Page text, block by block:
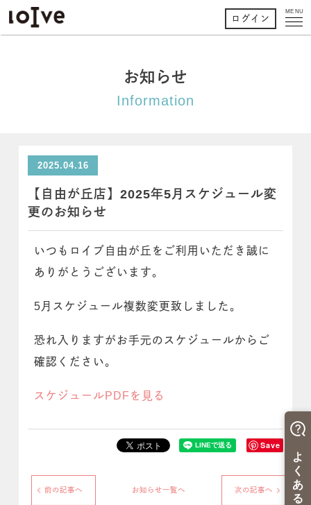
MENU
ログイン
お知らせ
Information
2025.04.16
【自由が丘店】2025年5月スケジュール変
更のお知らせ
いつもロイブ自由が丘をご利用いただき誠に
ありがとうございます。
5月スケジュール複数変更致しました。
恐れ入りますがお手元のスケジュールからご
確認ください。
スケジュールPDFを見る
Save
前の記事へ お知らせ一覧へ 次の記事へ